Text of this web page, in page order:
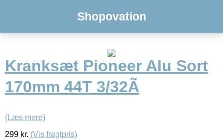
Shopovation
Kranksæt Pioneer Alu Sort
170mm 44T 3/32Ã
(Læs mere)
299 kr. (Vis fragtpris)